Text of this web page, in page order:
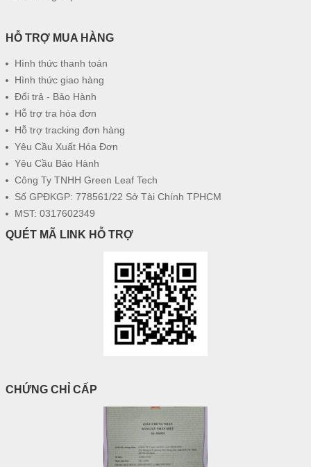
HỖ TRỢ MUA HÀNG
Hình thức thanh toán
Hình thức giao hàng
Đổi trả - Bảo Hành
Hỗ trợ tra hóa đơn
Hỗ trợ tracking đơn hàng
Yêu Cầu Xuất Hóa Đơn
Yêu Cầu Bảo Hành
Công Ty TNHH Green Leaf Tech
Số GPĐKGP: 778561/22 Sở Tài Chính TPHCM
MST: 0317602349
QUÉT MÃ LINK HỖ TRỢ
CHỨNG CHỈ CẤP